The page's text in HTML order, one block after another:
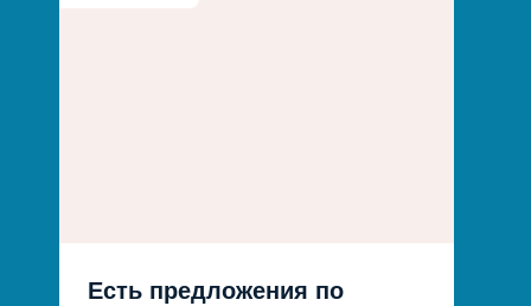
Есть предложения по